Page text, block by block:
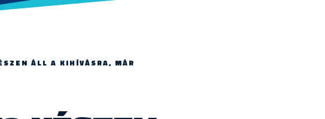
ÁLL A KIHÍVÁSRA, MÁR